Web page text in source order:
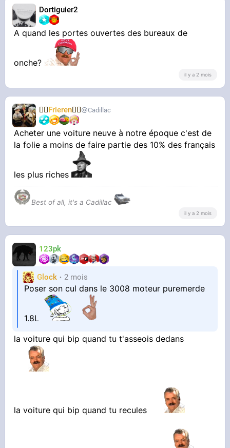
Dortiguier2
A quand les portes ouvertes des bureaux de
onche?
il y a 2 mois
🧝‍♀️ Frieren🧝‍♀️ Cadillac
Acheter une voiture neuve à notre époque c'est de
la folie a moins de faire partie des 10% des français
les plus riches
Best of all, it's a Cadillac
il y a 2 mois
123pk
Glock 2 mois
Poser son cul dans le 3008 moteur puremerde
1.8L
la voiture qui bip quand tu t'asseois dedans
la voiture qui bip quand tu recules